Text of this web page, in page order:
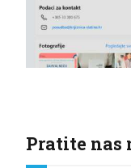
Pratite nas